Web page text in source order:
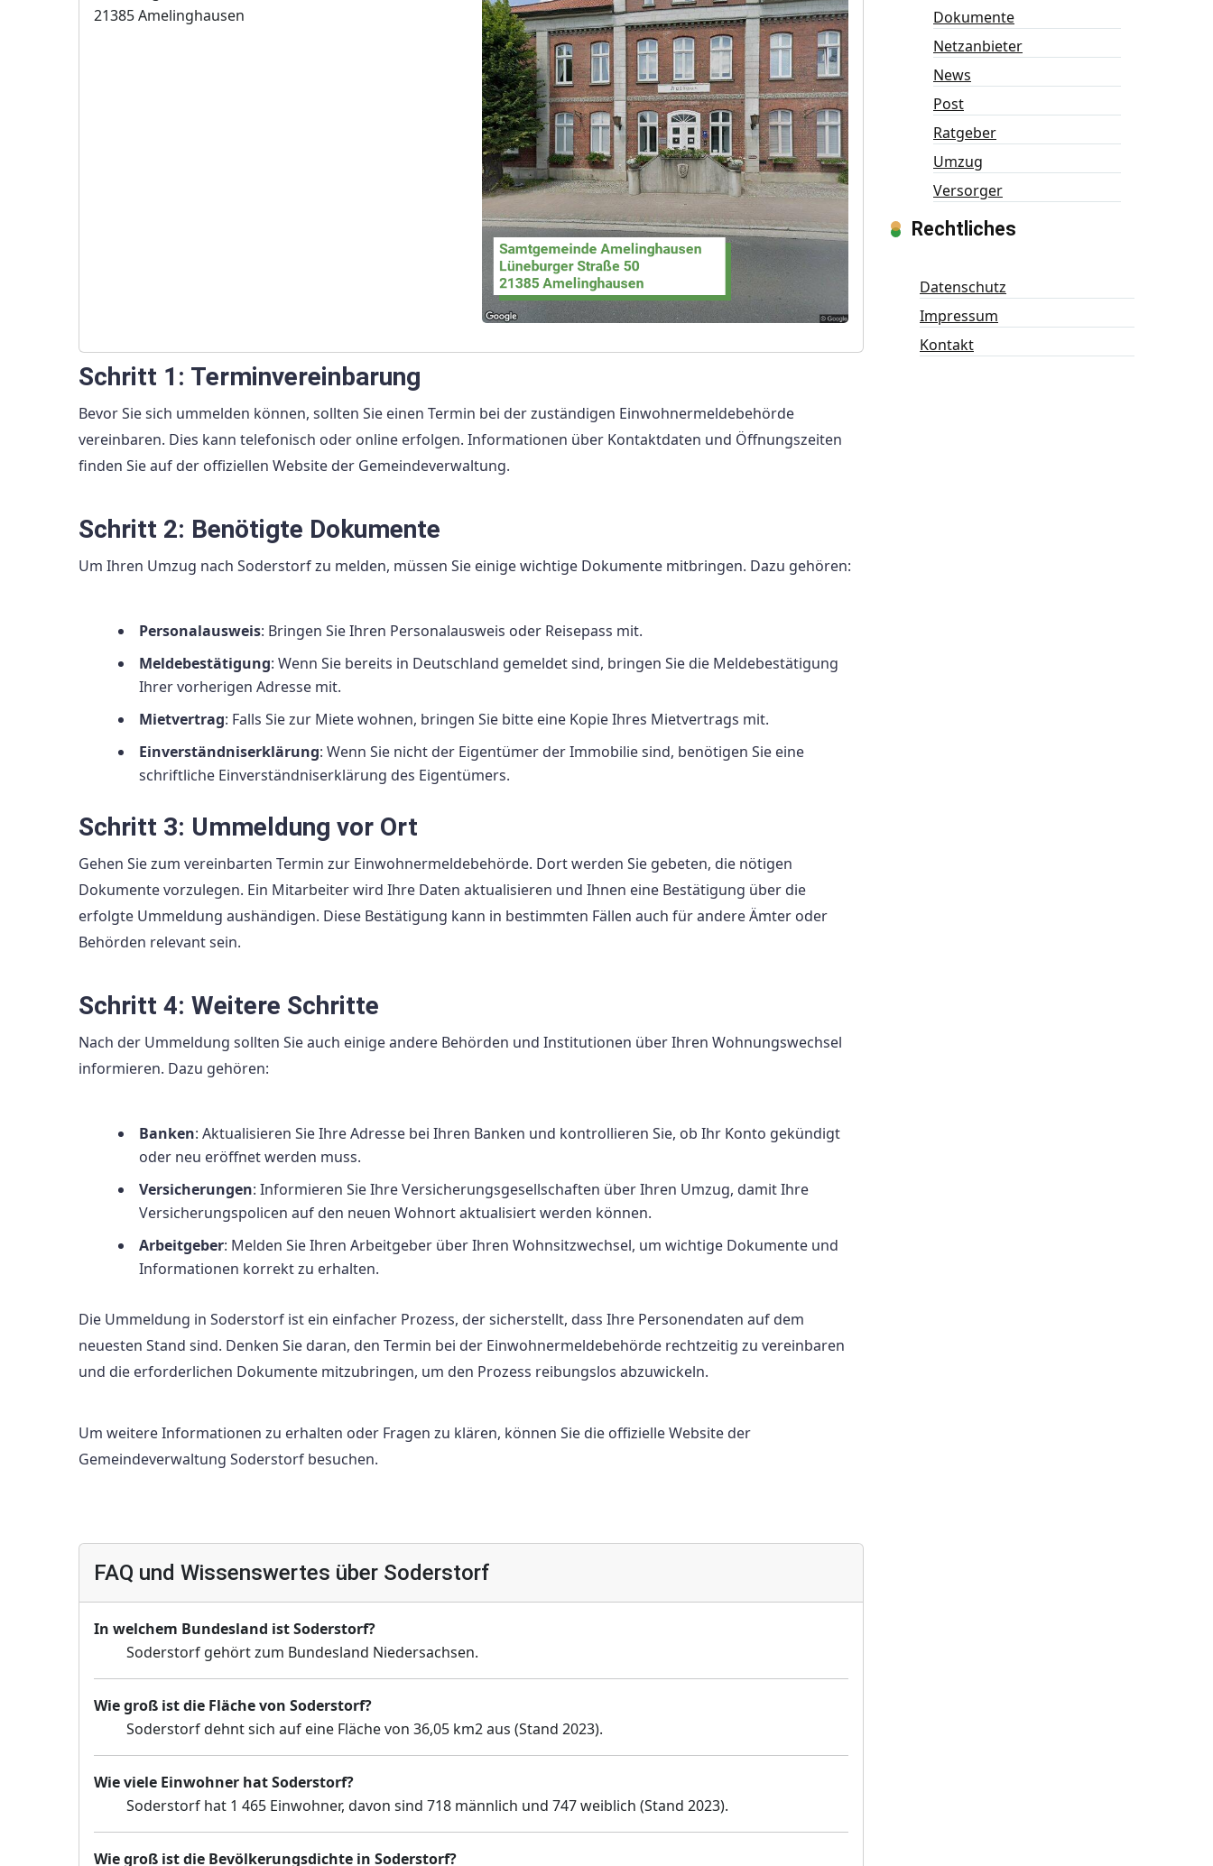
21385 Amelinghausen
Schritt 1: Terminvereinbarung
Bevor Sie sich ummelden können, sollten Sie einen Termin bei der zuständigen Einwohnermeldebehörde
vereinbaren. Dies kann telefonisch oder online erfolgen. Informationen über Kontaktdaten und Öffnungszeiten
finden Sie auf der offiziellen Website der Gemeindeverwaltung.
Schritt 2: Benötigte Dokumente
Um Ihren Umzug nach Soderstorf zu melden, müssen Sie einige wichtige Dokumente mitbringen. Dazu gehören:
Personalausweis: Bringen Sie Ihren Personalausweis oder Reisepass mit.
Meldebestätigung: Wenn Sie bereits in Deutschland gemeldet sind, bringen Sie die Meldebestätigung
Ihrer vorherigen Adresse mit.
Mietvertrag: Falls Sie zur Miete wohnen, bringen Sie bitte eine Kopie Ihres Mietvertrags mit.
Einverständniserklärung: Wenn Sie nicht der Eigentümer der Immobilie sind, benötigen Sie eine
schriftliche Einverständniserklärung des Eigentümers.
Schritt 3: Ummeldung vor Ort
Gehen Sie zum vereinbarten Termin zur Einwohnermeldebehörde. Dort werden Sie gebeten, die nötigen
Dokumente vorzulegen. Ein Mitarbeiter wird Ihre Daten aktualisieren und Ihnen eine Bestätigung über die
erfolgte Ummeldung aushändigen. Diese Bestätigung kann in bestimmten Fällen auch für andere Ämter oder
Behörden relevant sein.
Schritt 4: Weitere Schritte
Nach der Ummeldung sollten Sie auch einige andere Behörden und Institutionen über Ihren Wohnungswechsel
informieren. Dazu gehören:
Banken: Aktualisieren Sie Ihre Adresse bei Ihren Banken und kontrollieren Sie, ob Ihr Konto gekündigt
oder neu eröffnet werden muss.
Versicherungen: Informieren Sie Ihre Versicherungsgesellschaften über Ihren Umzug, damit Ihre
Versicherungspolicen auf den neuen Wohnort aktualisiert werden können.
Arbeitgeber: Melden Sie Ihren Arbeitgeber über Ihren Wohnsitzwechsel, um wichtige Dokumente und
Informationen korrekt zu erhalten.
Die Ummeldung in Soderstorf ist ein einfacher Prozess, der sicherstellt, dass Ihre Personendaten auf dem
neuesten Stand sind. Denken Sie daran, den Termin bei der Einwohnermeldebehörde rechtzeitig zu vereinbaren
und die erforderlichen Dokumente mitzubringen, um den Prozess reibungslos abzuwickeln.
Um weitere Informationen zu erhalten oder Fragen zu klären, können Sie die offizielle Website der
Gemeindeverwaltung Soderstorf besuchen.
FAQ und Wissenswertes über Soderstorf
In welchem Bundesland ist Soderstorf?
Soderstorf gehört zum Bundesland Niedersachsen.
Wie groß ist die Fläche von Soderstorf?
Soderstorf dehnt sich auf eine Fläche von 36,05 km2 aus (Stand 2023).
Wie viele Einwohner hat Soderstorf?
Soderstorf hat 1 465 Einwohner, davon sind 718 männlich und 747 weiblich (Stand 2023).
Wie groß ist die Bevölkerungsdichte in Soderstorf?
Dokumente
Netzanbieter
News
Post
Ratgeber
Umzug
Versorger
Rechtliches
Datenschutz
Impressum
Kontakt